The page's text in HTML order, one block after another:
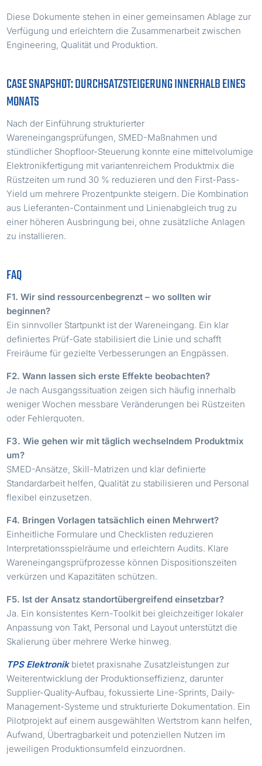
Diese Dokumente stehen in einer gemeinsamen Ablage zur
Verfügung und erleichtern die Zusammenarbeit zwischen
Engineering, Qualität und Produktion.
CASE SNAPSHOT: DURCHSATZSTEIGERUNG INNERHALB EINES
MONATS
Nach der Einführung strukturierter
Wareneingangsprüfungen, SMED-Maßnahmen und
stündlicher Shopfloor-Steuerung konnte eine mittelvolumige
Elektronikfertigung mit variantenreichem Produktmix die
Rüstzeiten um rund 30 % reduzieren und den First-Pass-
Yield um mehrere Prozentpunkte steigern. Die Kombination
aus Lieferanten-Containment und Linienabgleich trug zu
einer höheren Ausbringung bei, ohne zusätzliche Anlagen
zu installieren.
FAQ
F1. Wir sind ressourcenbegrenzt – wo sollten wir
beginnen?
Ein sinnvoller Startpunkt ist der Wareneingang. Ein klar
definiertes Prüf-Gate stabilisiert die Linie und schafft
Freiräume für gezielte Verbesserungen an Engpässen.
F2. Wann lassen sich erste Effekte beobachten?
Je nach Ausgangssituation zeigen sich häufig innerhalb
weniger Wochen messbare Veränderungen bei Rüstzeiten
oder Fehlerquoten.
F3. Wie gehen wir mit täglich wechselndem Produktmix
um?
SMED-Ansätze, Skill-Matrizen und klar definierte
Standardarbeit helfen, Qualität zu stabilisieren und Personal
flexibel einzusetzen.
F4. Bringen Vorlagen tatsächlich einen Mehrwert?
Einheitliche Formulare und Checklisten reduzieren
Interpretationsspielräume und erleichtern Audits. Klare
Wareneingangsprüfprozesse können Dispositionszeiten
verkürzen und Kapazitäten schützen.
F5. Ist der Ansatz standortübergreifend einsetzbar?
Ja. Ein konsistentes Kern-Toolkit bei gleichzeitiger lokaler
Anpassung von Takt, Personal und Layout unterstützt die
Skalierung über mehrere Werke hinweg.
TPS Elektronikbietet praxisnahe Zusatzleistungen zur
Weiterentwicklung der Produktionseffizienz, darunter
Supplier-Quality-Aufbau, fokussierte Line-Sprints, Daily-
Management-Systeme und strukturierte Dokumentation. Ein
Pilotprojekt auf einem ausgewählten Wertstrom kann helfen,
Aufwand, Übertragbarkeit und potenziellen Nutzen im
jeweiligen Produktionsumfeld einzuordnen.